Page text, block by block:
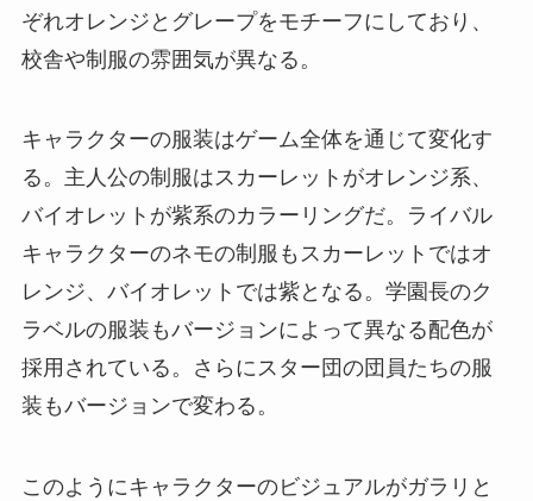
ぞれオレンジとグレープをモチーフにしており、
校舎や制服の雰囲気が異なる。
キャラクターの服装はゲーム全体を通じて変化す
る。主人公の制服はスカーレットがオレンジ系、
バイオレットが紫系のカラーリングだ。ライバル
キャラクターのネモの制服もスカーレットではオ
レンジ、バイオレットでは紫となる。学園長のク
ラベルの服装もバージョンによって異なる配色が
採用されている。さらにスター団の団員たちの服
装もバージョンで変わる。
このようにキャラクターのビジュアルがガラリと